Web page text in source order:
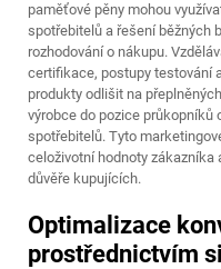
paměťové pěny mohou
spotřebitelů a řešení běžných
rozhodování o nákupu.
certifikace, postupy testování
produkty odlišit na
výrobce do pozice průkopníků
spotřebitelů. Tyto
celoživotní hodnoty zákazníka
důvěře kupujících.
Optimalizace
prostřednictvím